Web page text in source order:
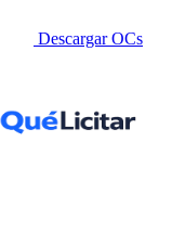
Descargar OCs